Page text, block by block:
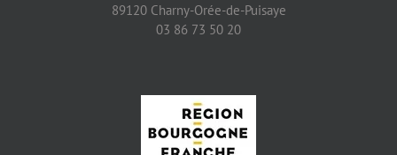
89120 Charny-Orée-de-Puisaye
03 86 73 50 20